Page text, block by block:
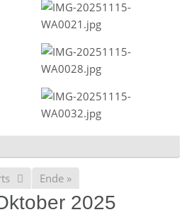
Ende »
2025